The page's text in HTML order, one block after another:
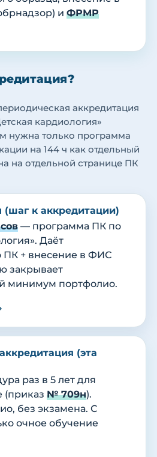
и ФРМР
аккредитация
кардиология»
нужна только программа
на 144 ч как отдельный
на отдельной странице ПК
(шаг к аккредитации)
— программа ПК по
Даёт
ПК + внесение в ФИС
закрывает
минимум портфолио.
(эта
раз в 5 лет для
(приказ № 709н).
без экзамена. С
очное обучение